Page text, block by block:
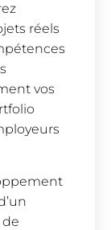
réels
vos
de